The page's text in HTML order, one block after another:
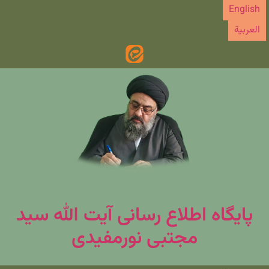
پرش
محتوا
English
العربیة
پایگاه اطلاع رسانی آیت الله سید
مجتبی نورمفیدی